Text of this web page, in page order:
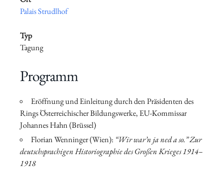
Palais Strudlhof
Typ
Tagung
Programm
Eröffnung und Einleitung durch den Präsidenten des
Rings Österreichischer Bildungswerke, EU-Kommissar
Johannes Hahn (Brüssel)
Florian Wenninger (Wien): “Wir war’n ja ned a so.” Zur
deutschsprachigen Historiographie des Großen Krieges 1914–
1918